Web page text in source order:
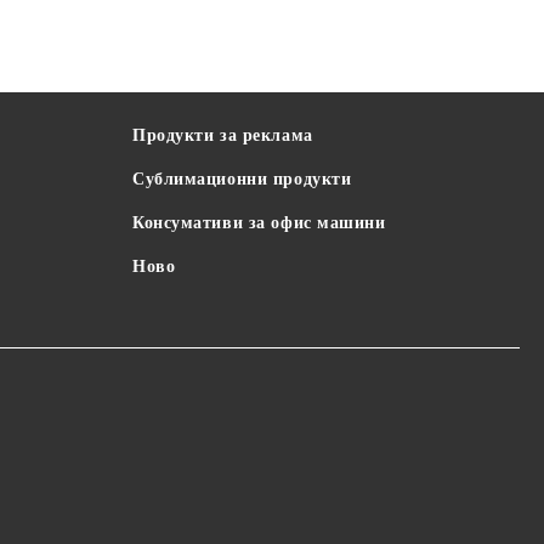
Продукти за реклама
Сублимационни продукти
Консумативи за офис машини
Ново